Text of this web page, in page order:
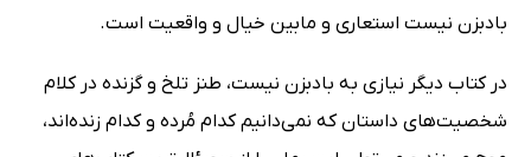
بادبزن نیست استعاری و مابین خیال و واقعیت است.
در کتاب دیگر نیازی به بادبزن نیست، طنز تلخ و گزنده در کلام
شخصیت‌های داستان که نمی‌دانیم کدام مُرده و کدام زنده‌اند،